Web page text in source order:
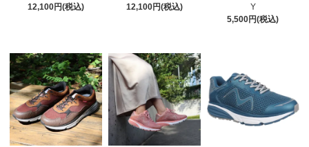
12,100円(税込)
12,100円(税込)
Y
5,500円(税込)